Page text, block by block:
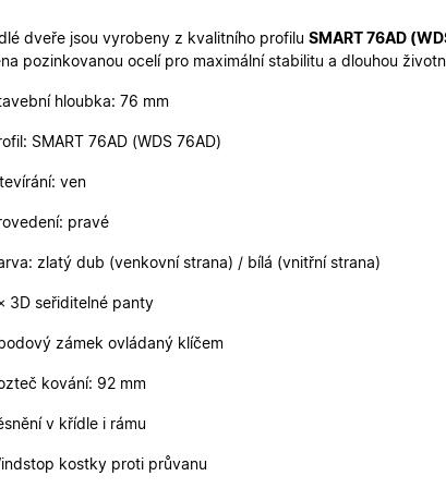
dveře jsou vyrobeny z kvalitního profilu SMART 76AD
pozinkovanou ocelí pro maximální stabilitu a dlouhou
hloubka: 76 mm
SMART 76AD (WDS 76AD)
ven
pravé
zlatý dub (venkovní strana) / bílá (vnitřní strana)
3D seřiditelné panty
zámek ovládaný klíčem
kování: 92 mm
v křídle i rámu
kostky proti průvanu
.oknadverenamiru.cz 1 rok
Tato cookie slouží k zapamatování souhlasu
.oknadverenamiru.cz
1 rok
měsíc
Google LLC
.oknadverenamiru.cz
1 rok
1
Tento název souboru cookie je spojen s
je významná aktualizace běžněji používané
1 rok
Tato cookies slouží k zapamatování souhlasu s
LLC
15
minut
společnost Google), aby zjistila, zda prohlížeč
Toto je velmi běžný název souboru cookie, ale
měsíce
měsíce
4
Tento soubor cookie nastavuje společnost